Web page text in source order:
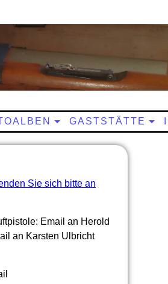
GASTSTÄTTE
Sie sich bitte an
Email an Herold
an Karsten Ulbricht